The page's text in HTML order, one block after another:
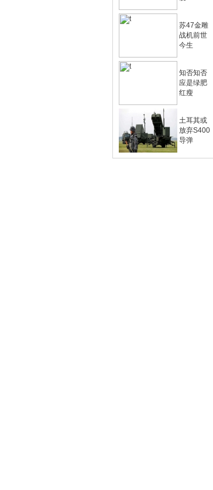
苏47金雕
战机前世
今生
知否知否
应是绿肥
红瘦
土耳其或
放弃S400
导弹